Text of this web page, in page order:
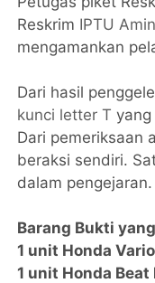
Reskrim IPTU
mengamankan
Dari hasil
kunci letter T
Dari pemeriksaan
beraksi sendiri.
dalam pengejaran.
Barang Bukti
1 unit Honda
1 unit Honda Beat